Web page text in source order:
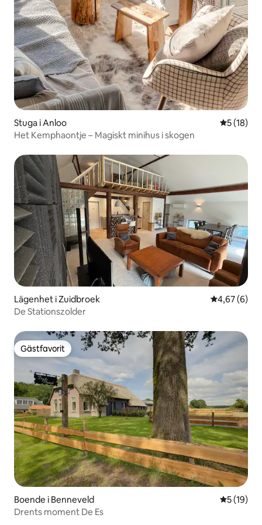
Stuga i Anloo 5 av 5 i
5 (18)
Het Kemphaontje – Magiskt minihus i skogen
Lägenhet i Zuidbroek 4,67 av 5 i
4,67 (6)
De Stationszolder
Gästfavorit
Gästfavorit
Boende i Benneveld 5 av 5 i
5 (19)
Drents moment De Es